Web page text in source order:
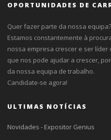
OPORTUNIDADES DE
Quer fazer parte da nossa equipa?
Estamos constantemente à
nossa empresa crescer e ser líder
que nos pode ajudar a crescer,
da nossa equipa de trabalho.
Candidate-se agora!
ULTIMAS NOTÍCIAS
Novidades - Expositor Genius